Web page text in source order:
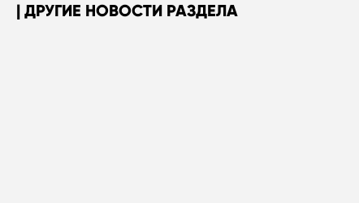
ДРУГИЕ НОВОСТИ РАЗДЕЛА